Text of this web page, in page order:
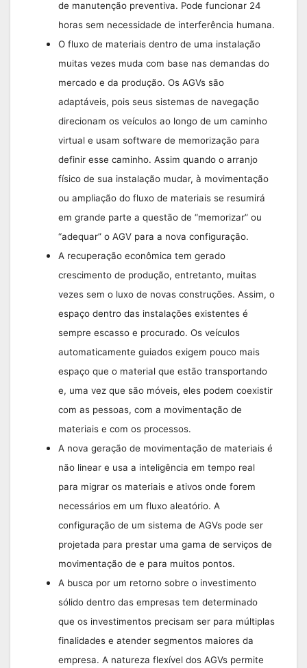
de manutenção preventiva. Pode funcionar 24
horas sem necessidade de interferência humana.
O fluxo de materiais dentro de uma instalação
muitas vezes muda com base nas demandas do
mercado e da produção. Os AGVs são
adaptáveis, pois seus sistemas de navegação
direcionam os veículos ao longo de um caminho
virtual e usam software de memorização para
definir esse caminho. Assim quando o arranjo
físico de sua instalação mudar, à movimentação
ou ampliação do fluxo de materiais se resumirá
em grande parte a questão de “memorizar” ou
“adequar” o AGV para a nova configuração.
A recuperação econômica tem gerado
crescimento de produção, entretanto, muitas
vezes sem o luxo de novas construções. Assim, o
espaço dentro das instalações existentes é
sempre escasso e procurado. Os veículos
automaticamente guiados exigem pouco mais
espaço que o material que estão transportando
e, uma vez que são móveis, eles podem coexistir
com as pessoas, com a movimentação de
materiais e com os processos.
A nova geração de movimentação de materiais é
não linear e usa a inteligência em tempo real
para migrar os materiais e ativos onde forem
necessários em um fluxo aleatório. A
configuração de um sistema de AGVs pode ser
projetada para prestar uma gama de serviços de
movimentação de e para muitos pontos.
A busca por um retorno sobre o investimento
sólido dentro das empresas tem determinado
que os investimentos precisam ser para múltiplas
finalidades e atender segmentos maiores da
empresa. A natureza flexível dos AGVs permite